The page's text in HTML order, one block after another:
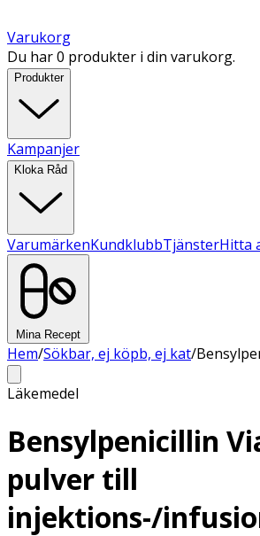
Varukorg
Du har 0 produkter i din varukorg.
Produkter
Kampanjer
Kloka Råd
VarumärkenKundklubbTjänsterHitta
Mina Recept
Hem/Sökbar, ej köpb, ej kat/
Läkemedel
Bensylpenicillin
pulver till
injektions-/